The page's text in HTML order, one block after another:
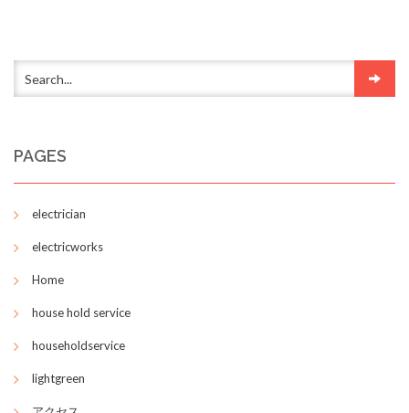
PAGES
electrician
electricworks
Home
house hold service
householdservice
lightgreen